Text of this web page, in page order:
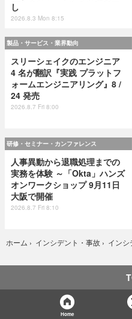
し
2026.8.3 Mon 8:15
製品・サービス・業界動向
スリーシェイクのエンジニア
4 名が翻訳『実践 プラットフ
ォームエンジニアリング』8 /
24 発売
2026.8.7 Fri 8:00
研修・セミナー・カンファレンス
人事異動から退職処理までの
実務を体験 ～「Okta」ハンズ
オンワークショップ 9月11日
大阪で開催
2026.8.7 Fri 8:10
ホーム › インシデント・事故 › インシ
Home